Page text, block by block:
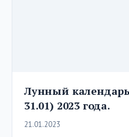
Лунный
31.01) 2023 года.
21.01.2023